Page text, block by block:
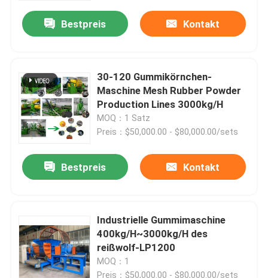
Bestpreis Kontakt
30-120 Gummikörnchen-
Maschine Mesh Rubber Powder
Production Lines 3000kg/H
MOQ：1 Satz
Preis：$50,000.00 - $80,000.00/sets
Bestpreis Kontakt
Industrielle Gummimaschine
400kg/H~3000kg/H des
reißwolf-LP1200
MOQ：1
Preis：$50,000.00 - $80,000.00/sets